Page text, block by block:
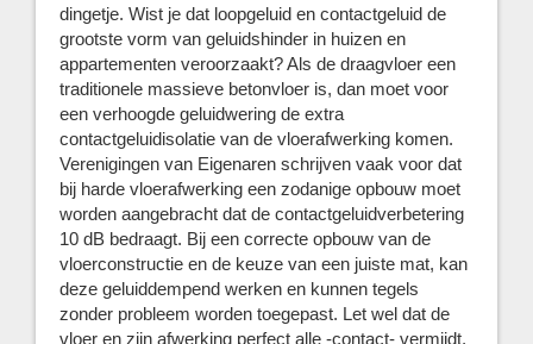
dingetje. Wist je dat loopgeluid en contactgeluid de
grootste vorm van geluidshinder in huizen en
appartementen veroorzaakt? Als de draagvloer een
traditionele massieve betonvloer is, dan moet voor
een verhoogde geluidwering de extra
contactgeluidisolatie van de vloerafwerking komen.
Verenigingen van Eigenaren schrijven vaak voor dat
bij harde vloerafwerking een zodanige opbouw moet
worden aangebracht dat de contactgeluidverbetering
10 dB bedraagt. Bij een correcte opbouw van de
vloerconstructie en de keuze van een juiste mat, kan
deze geluiddempend werken en kunnen tegels
zonder probleem worden toegepast. Let wel dat de
vloer en zijn afwerking perfect alle -contact- vermijdt,